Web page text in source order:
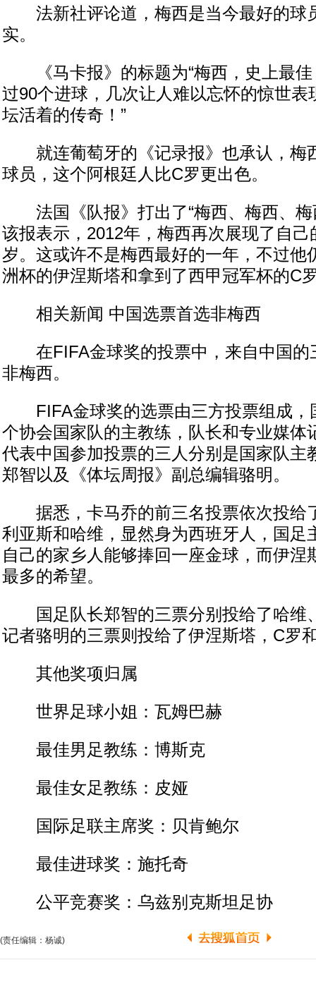
法新社评论道，梅西是当今最好的球
实。
《马卡报》的标题为“梅西，史上最佳
过90个进球，几次让人难以忘怀的惊世表
坛活着的传奇！”
就连葡萄牙的《记录报》也承认，梅
球员，这个阿根廷人比C罗更出色。
法国《队报》打出了“梅西、梅西、梅
该报表示，2012年，梅西再次展现了自己
岁。这或许不是梅西最好的一年，不过他
洲杯的伊涅斯塔和拿到了西甲冠军杯的C
相关新闻 中国选票首选非梅西
在FIFA金球奖的投票中，来自中国的
非梅西。
FIFA金球奖的选票由三方投票组成，
个协会国家队的主教练，队长和专业媒体
代表中国参加投票的三人分别是国家队主
郑智以及《体坛周报》副总编辑骆明。
据悉，卡马乔的前三名投票依次投给
利亚斯和哈维，显然身为西班牙人，国足
自己的家乡人能够捧回一座金球，而伊涅
最多的希望。
国足队长郑智的三票分别投给了哈维
记者骆明的三票则投给了伊涅斯塔，C罗
其他奖项归属
世界足球小姐：瓦姆巴赫
最佳男足教练：博斯克
最佳女足教练：皮娅
国际足联主席奖：贝肯鲍尔
最佳进球奖：施托奇
公平竞赛奖：乌兹别克斯坦足协
(责任编辑：杨诚)